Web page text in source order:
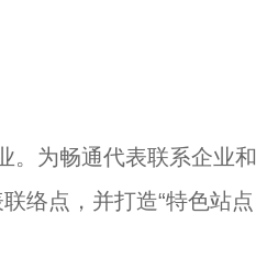
为畅通代表联系企业和
络点，并打造“特色站点